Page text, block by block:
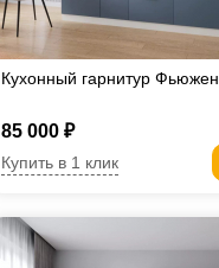
Кухонный гарнитур
85 000 ₽
Купить в 1 клик